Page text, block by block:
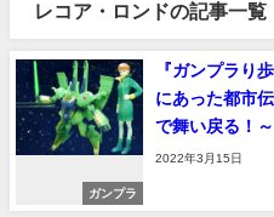
レコア・ロンドの記事一覧
ガンプラ
『ガンプラり
にあった都市
で舞い戻る！～
2022年3月15日